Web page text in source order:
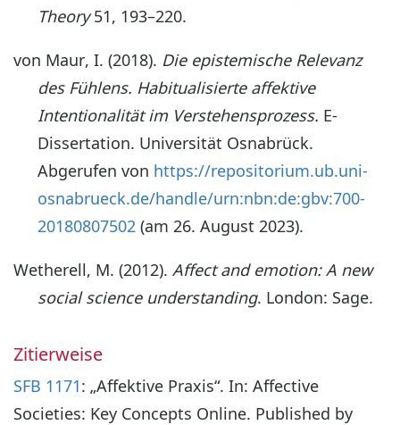
Theory51, 193–220.
von Maur, I. (2018). Die epistemische Relevanz
des Fühlens. Habitualisierte affektive
Intentionalität im Verstehensprozess. E-
Dissertation. Universität Osnabrück.
Abgerufen von https://repositorium.ub.uni-
osnabrueck.de/handle/urn:nbn:de:gbv:700-
20180807502 (am 26. August 2023).
Wetherell, M. (2012). Affect and emotion: A new
social science understanding. London: Sage.
Zitierweise
SFB 1171: „Affektive Praxis“. In: Affective
Societies: Key Concepts Online. Published by